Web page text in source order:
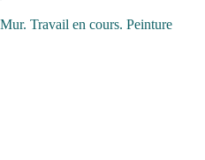
Travail en cours. Peinture